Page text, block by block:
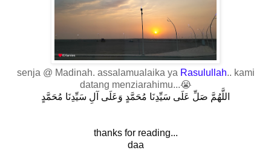
senja @ Madinah. assalamualaika ya Rasulullah.. kami
datang menziarahimu...😭
اللَّهُمَّ صَلِّ عَلَى سَيِّدِنَا مُحَمَّدٍ وَعَلَى آلِ سَيِّدِنَا مُحَمَّدٍ
thanks for reading...
daa